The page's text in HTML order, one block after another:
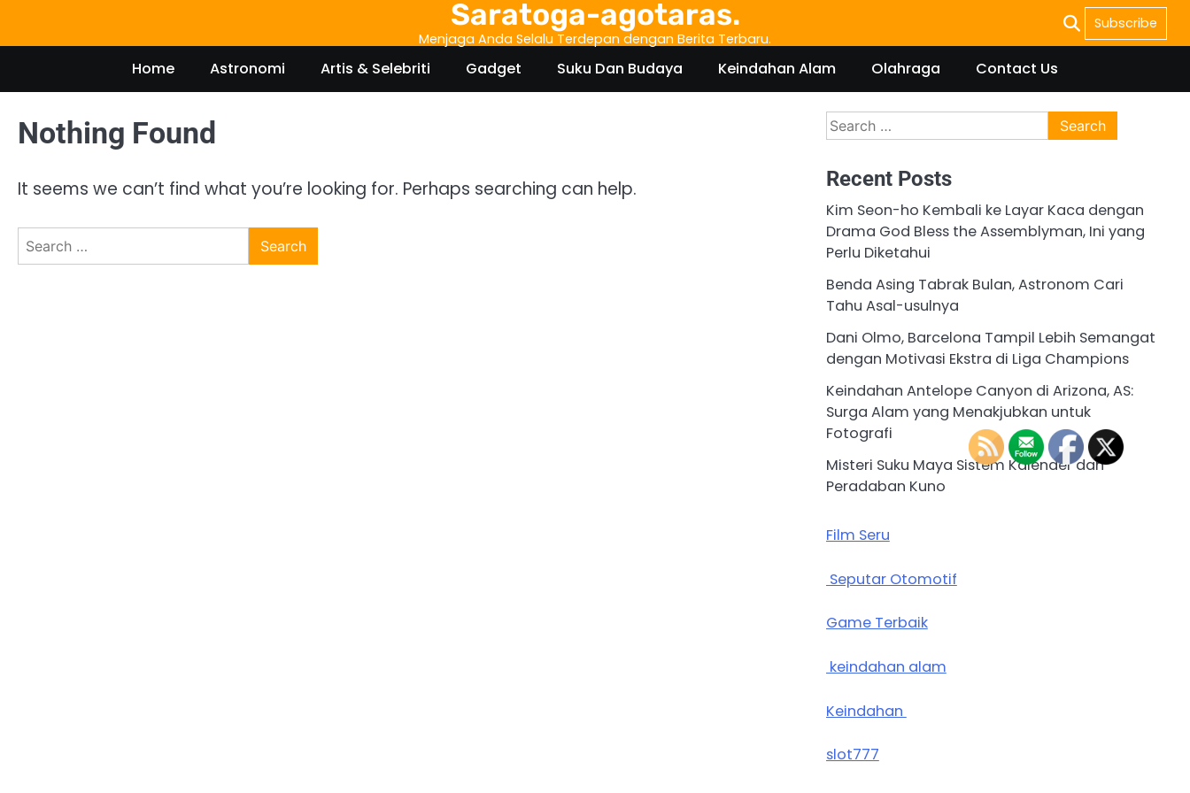
content
Saratoga-agotaras.
Menjaga Anda Selalu Terdepan dengan Berita Terbaru.
Subscribe
Home Astronomi Artis & Selebriti Gadget Suku Dan Budaya Keindahan Alam Olahraga Contact Us
Nothing Found
It seems we can’t find what you’re looking for. Perhaps searching can help.
Search
for:
Search
for:
Recent Posts
Kim Seon-ho Kembali ke Layar Kaca dengan
Drama God Bless the Assemblyman, Ini yang
Perlu Diketahui
Benda Asing Tabrak Bulan, Astronom Cari
Tahu Asal-usulnya
Dani Olmo, Barcelona Tampil Lebih Semangat
dengan Motivasi Ekstra di Liga Champions
Keindahan Antelope Canyon di Arizona, AS:
Surga Alam yang Menakjubkan untuk
Fotografi
Misteri Suku Maya Sistem Kalender dan
Peradaban Kuno
Film Seru
Seputar Otomotif
Game Terbaik
keindahan alam
Keindahan
slot777